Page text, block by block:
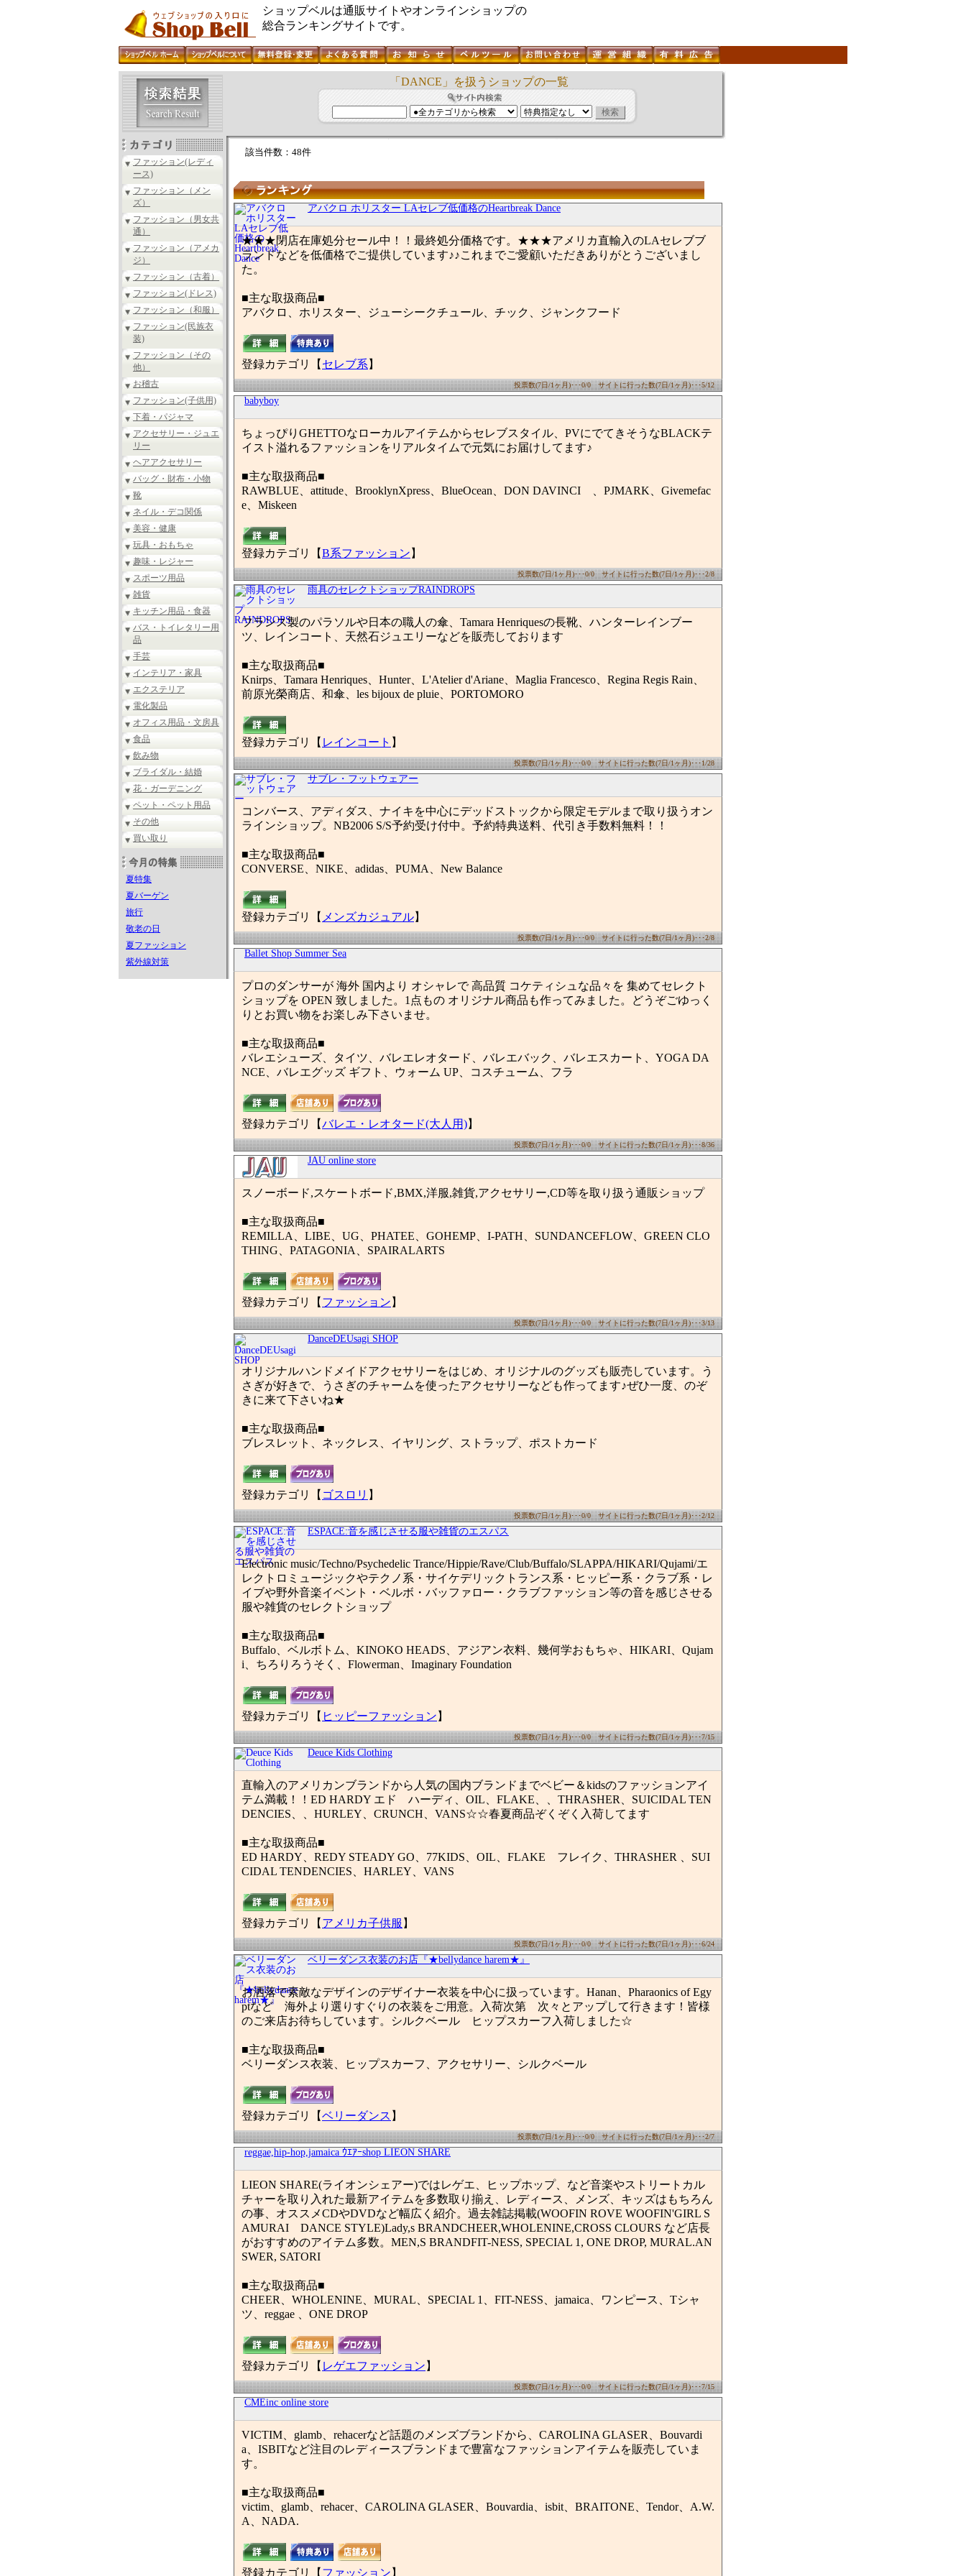
ショップベルは通販サイトやオンラインショップの
総合ランキングサイトです。
ファッション(レディ
ース)
ファッション（メン
ズ）
ファッション（男女共
通）
ファッション（アメカ
ジ）
ファッション（古着）
ファッション(ドレス)
ファッション（和服）
ファッション(民族衣
装)
ファッション（その
他）
お稽古
ファッション(子供用)
下着・パジャマ
アクセサリー・ジュエ
リー
ヘアアクセサリー
バッグ・財布・小物
靴
ネイル・デコ関係
美容・健康
玩具・おもちゃ
趣味・レジャー
スポーツ用品
雑貨
キッチン用品・食器
バス・トイレタリー用
品
手芸
インテリア・家具
エクステリア
電化製品
オフィス用品・文房具
食品
飲み物
ブライダル・結婚
花・ガーデニング
ペット・ペット用品
その他
買い取り
夏特集
夏バーゲン
旅行
敬老の日
夏ファッション
紫外線対策
「DANCE」を扱うショップの一覧
該当件数：48件
アバクロ ホリスター LAセレブ低価格のHeartbreak Dance
★★★閉店在庫処分セール中！！最終処分価格です。★★★アメリカ直輸入のLAセレブブ
ランドなどを低価格でご提供しています♪♪これまでご愛顧いただきありがとうございまし
た。
■主な取扱商品■
アバクロ、ホリスター、ジューシークチュール、チック、ジャンクフード
登録カテゴリ【 セレブ系】
投票数(7日/1ヶ月)･･･0/0 サイトに行った数(7日/1ヶ月)･･･5/12
babyboy
ちょっぴりGHETTOなローカルアイテムからセレブスタイル、PVにでてきそうなBLACKテ
イスト溢れるファッションをリアルタイムで元気にお届けしてます♪
■主な取扱商品■
RAWBLUE、attitude、BrooklynXpress、BlueOcean、DON DAVINCI 、PJMARK、Givemefac
e、Miskeen
登録カテゴリ【B系ファッション 】
投票数(7日/1ヶ月)･･･0/0 サイトに行った数(7日/1ヶ月)･･･2/8
雨具のセレクトショップRAINDROPS
フランス製のパラソルや日本の職人の傘、Tamara Henriquesの長靴、ハンターレインブー
ツ、レインコート、天然石ジュエリーなどを販売しております
■主な取扱商品■
Knirps、Tamara Henriques、Hunter、L'Atelier d'Ariane、Maglia Francesco、Regina Regis Rain、
前原光榮商店、和傘、les bijoux de pluie、PORTOMORO
登録カテゴリ【 レインコート 】
投票数(7日/1ヶ月)･･･0/0 サイトに行った数(7日/1ヶ月)･･･1/28
サブレ・フットウェアー
コンバース、アディダス、ナイキを中心にデッドストックから限定モデルまで取り扱うオン
ラインショップ。NB2006 S/S予約受け付中。予約特典送料、代引き手数料無料！！
■主な取扱商品■
CONVERSE、NIKE、adidas、PUMA、New Balance
登録カテゴリ【 メンズカジュアル】
投票数(7日/1ヶ月)･･･0/0 サイトに行った数(7日/1ヶ月)･･･2/8
Ballet Shop Summer Sea
プロのダンサーが 海外 国内より オシャレで 高品質 コケティシュな品々を 集めてセレクト
ショップを OPEN 致しました。1点もの オリジナル商品も作ってみました。どうぞごゆっく
りとお買い物をお楽しみ下さいませ。
■主な取扱商品■
バレエシューズ、タイツ、バレエレオタード、バレエバック、バレエスカート、YOGA DA
NCE、バレエグッズ ギフト、ウォーム UP、コスチューム、フラ
登録カテゴリ【バレエ・レオタード(大人用)】
投票数(7日/1ヶ月)･･･0/0 サイトに行った数(7日/1ヶ月)･･･8/36
JAU online store
スノーボード,スケートボード,BMX,洋服,雑貨,アクセサリー,CD等を取り扱う通販ショップ
■主な取扱商品■
REMILLA、LIBE、UG、PHATEE、GOHEMP、I-PATH、SUNDANCEFLOW、GREEN CLO
THING、PATAGONIA、SPAIRALARTS
登録カテゴリ【 ファッション 】
投票数(7日/1ヶ月)･･･0/0 サイトに行った数(7日/1ヶ月)･･･3/13
DanceDEUsagi SHOP
オリジナルハンドメイドアクセサリーをはじめ、オリジナルのグッズも販売しています。う
さぎが好きで、うさぎのチャームを使ったアクセサリーなども作ってます♪ぜひ一度、のぞ
きに来て下さいね★
■主な取扱商品■
ブレスレット、ネックレス、イヤリング、ストラップ、ポストカード
登録カテゴリ【 ゴスロリ 】
投票数(7日/1ヶ月)･･･0/0 サイトに行った数(7日/1ヶ月)･･･2/12
ESPACE:音を感じさせる服や雑貨のエスパス
Electronic music/Techno/Psychedelic Trance/Hippie/Rave/Club/Buffalo/SLAPPA/HIKARI/Qujami/エ
レクトロミュージックやテクノ系・サイケデリックトランス系・ヒッピー系・クラブ系・レ
イブや野外音楽イベント・ベルボ・バッファロー・クラブファッション等の音を感じさせる
服や雑貨のセレクトショップ
■主な取扱商品■
Buffalo、ベルボトム、KINOKO HEADS、アジアン衣料、幾何学おもちゃ、HIKARI、Qujam
i、ちろりろうそく、Flowerman、Imaginary Foundation
登録カテゴリ【 ヒッピーファッション 】
投票数(7日/1ヶ月)･･･0/0 サイトに行った数(7日/1ヶ月)･･･7/15
Deuce Kids Clothing
直輸入のアメリカンブランドから人気の国内ブランドまでベビー＆kidsのファッションアイ
テム満載！！ED HARDY エド ハーディ、OIL、FLAKE、、THRASHER、SUICIDAL TEN
DENCIES、、HURLEY、CRUNCH、VANS☆☆春夏商品ぞくぞく入荷してます
■主な取扱商品■
ED HARDY、REDY STEADY GO、77KIDS、OIL、FLAKE フレイク、THRASHER 、SUI
CIDAL TENDENCIES、HARLEY、VANS
登録カテゴリ【 アメリカ子供服 】
投票数(7日/1ヶ月)･･･0/0 サイトに行った数(7日/1ヶ月)･･･6/24
ベリーダンス衣装のお店『★bellydance harem★』
お洒落で素敵なデザインのデザイナー衣装を中心に扱っています。Hanan、Pharaonics of Egy
ptなど 海外より選りすぐりの衣装をご用意。入荷次第 次々とアップして行きます！皆様
のご来店お待ちしています。シルクベール ヒップスカーフ入荷しました☆
■主な取扱商品■
ベリーダンス衣装、ヒップスカーフ、アクセサリー、シルクベール
登録カテゴリ【ベリーダンス 】
投票数(7日/1ヶ月)･･･0/0 サイトに行った数(7日/1ヶ月)･･･2/7
reggae,hip-hop,jamaica ｳｴｱｰshop LIEON SHARE
LIEON SHARE(ライオンシェアー)ではレゲエ、ヒップホップ、など音楽やストリートカル
チャーを取り入れた最新アイテムを多数取り揃え、レディース、メンズ、キッズはもちろん
の事、オススメCDやDVDなど幅広く紹介。過去雑誌掲載(WOOFIN ROVE WOOFIN'GIRL S
AMURAI DANCE STYLE)Lady,s BRANDCHEER,WHOLENINE,CROSS CLOURS など店長
がおすすめのアイテム多数。MEN,S BRANDFIT-NESS, SPECIAL 1, ONE DROP, MURAL.AN
SWER, SATORI
■主な取扱商品■
CHEER、WHOLENINE、MURAL、SPECIAL 1、FIT-NESS、jamaica、ワンピース、Tシャ
ツ、reggae 、ONE DROP
登録カテゴリ【 レゲエファッション 】
投票数(7日/1ヶ月)･･･0/0 サイトに行った数(7日/1ヶ月)･･･7/15
CMEinc online store
VICTIM、glamb、rehacerなど話題のメンズブランドから、CAROLINA GLASER、Bouvardi
a、ISBITなど注目のレディースブランドまで豊富なファッションアイテムを販売していま
す。
■主な取扱商品■
victim、glamb、rehacer、CAROLINA GLASER、Bouvardia、isbit、BRAITONE、Tendor、A.W.
A、NADA.
登録カテゴリ【 ファッション 】